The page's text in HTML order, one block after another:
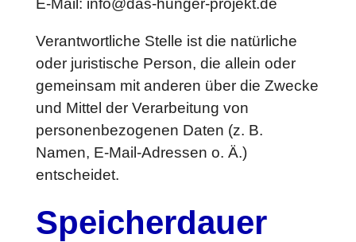
E-Mail: info@das-hunger-projekt.de
Verantwortliche Stelle ist die natürliche
oder juristische Person, die allein oder
gemeinsam mit anderen über die Zwecke
und Mittel der Verarbeitung von
personenbezogenen Daten (z. B.
Namen, E-Mail-Adressen o. Ä.)
entscheidet.
Speicherdauer